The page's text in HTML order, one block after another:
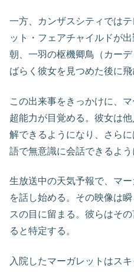
一方、カンザスシティでは
ット・フェアチャイルドが
朝、一羽の枢機卿鳥（カー
ばらく彼女を見つめた後に飛
この出来事をきっかけに、
超能力が目覚める。彼女は
解できるようになり、さら
語で無意識に会話できるよう
生放送中の天気予報で、マ
を話し始める。その映像は
スの目に留まる。彼らはそ
ると特定する。
入院したマーガレットはス